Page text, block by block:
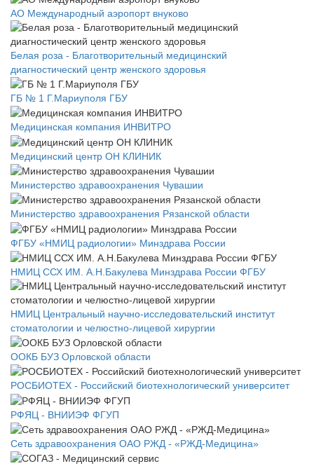
АО Международный аэропорт внуково
Белая роза - Благотворительный медицинский
диагностический центр женского здоровья
ГБ № 1 Г.Мариуполя ГБУ
Медицинская компания ИНВИТРО
Медицинский центр ОН КЛИНИК
Министерство здравоохранения Чувашии
Министерство здравоохранения Рязанской области
ФГБУ «НМИЦ радиологии» Минздрава России
НМИЦ ССХ ИМ. А.Н.Бакулева Минздрава России ФГБУ
НМИЦ Центральный научно-исследовательский институт
стоматологии и челюстно-лицевой хирургии
ООКБ БУЗ Орловской области
РОСБИОТЕХ - Российский биотехнологический университет
РФЯЦ - ВНИИЭФ ФГУП
Сеть здравоохранения ОАО РЖД - «РЖД-Медицина»